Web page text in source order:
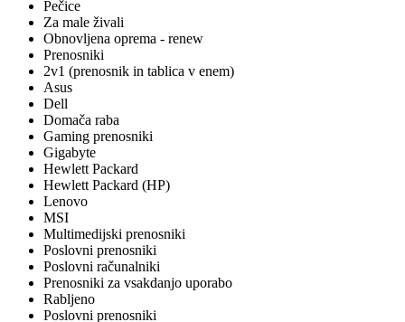
Pečice
Za male živali
Obnovljena oprema - renew
Prenosniki
2v1 (prenosnik in tablica v enem)
Asus
Dell
Domača raba
Gaming prenosniki
Gigabyte
Hewlett Packard
Hewlett Packard (HP)
Lenovo
MSI
Multimedijski prenosniki
Poslovni prenosniki
Poslovni računalniki
Prenosniki za vsakdanjo uporabo
Rabljeno
Poslovni prenosniki